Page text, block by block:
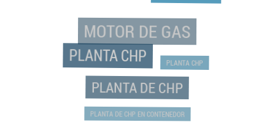
MOTOR DE GAS
PLANTA CHP PLANTA CHP
PLANTA DE CHP
PLANTA DE CHP EN CONTENEDOR